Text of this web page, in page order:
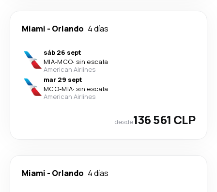
Miami - Orlando 4 días
sáb 26 sept
MIA-MCO· sin escala
American Airlines
mar 29 sept
MCO-MIA· sin escala
American Airlines
desde136 561 CLP
Miami - Orlando 4 días